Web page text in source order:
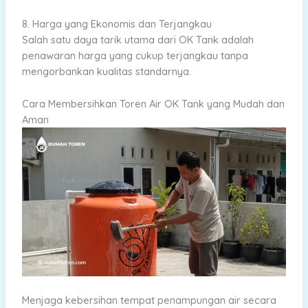
8. Harga yang Ekonomis dan Terjangkau
Salah satu daya tarik utama dari OK Tank adalah
penawaran harga yang cukup terjangkau tanpa
mengorbankan kualitas standarnya.
Cara Membersihkan Toren Air OK Tank yang Mudah dan
Aman
Menjaga kebersihan tempat penampungan air secara